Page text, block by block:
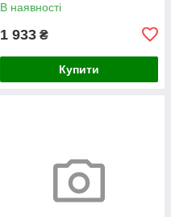
В наявності
1 933 ₴
Купити